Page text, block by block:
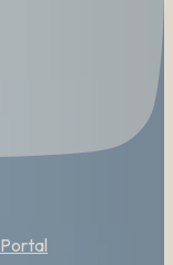
Portal